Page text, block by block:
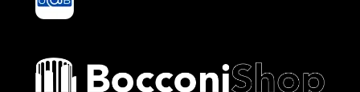
Bocconi shop